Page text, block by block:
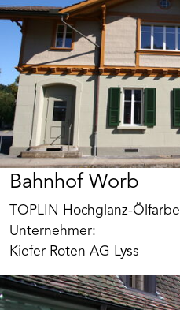
Bahnhof Worb
TOPLIN Hochglanz-Ölfarbe
Unternehmer:
Kiefer Roten AG Lyss